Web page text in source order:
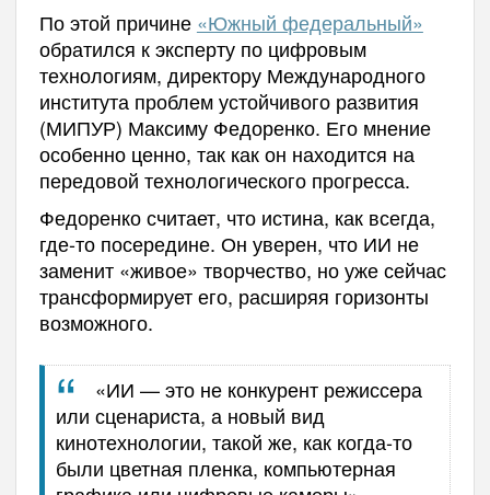
По этой причине «Южный федеральный»
обратился к эксперту по цифровым
технологиям, директору Международного
института проблем устойчивого развития
(МИПУР) Максиму Федоренко. Его мнение
особенно ценно, так как он находится на
передовой технологического прогресса.
Федоренко считает, что истина, как всегда,
где-то посередине. Он уверен, что ИИ не
заменит «живое» творчество, но уже сейчас
трансформирует его, расширяя горизонты
возможного.
«ИИ — это не конкурент режиссера
или сценариста, а новый вид
кинотехнологии, такой же, как когда-то
были цветная пленка, компьютерная